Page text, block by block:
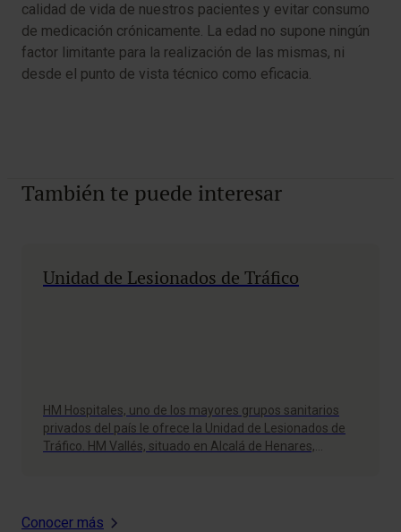
calidad de vida de nuestros pacientes y evitar consumo
de medicación crónicamente. La edad no supone ningún
factor limitante para la realización de las mismas, ni
desde el punto de vista técnico como eficacia.
También te puede interesar
Unidad de Lesionados de Tráfico
HM Hospitales, uno de los mayores grupos sanitarios
privados del país le ofrece la Unidad de Lesionados de
Tráfico. HM Vallés, situado en Alcalá de Henares,
rehabilitadores y fisioterapeutas,…
Conocer más